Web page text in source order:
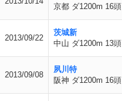
京都 ダ1200m 16頭
2013/09/22
茨城新
中山 ダ1200m 13頭
2013/09/08
夙川特
阪神 ダ1200m 16頭